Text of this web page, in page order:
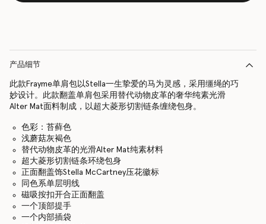
产品细节
此款Frayme单肩包以Stella一生挚爱的马为灵感，采用缰绳的巧
妙设计。此款翻盖单肩包采用替代动物皮革的奢华纯素光滑
Alter Mat面料制成，以超大菱形切割链条缠绕包身。
色彩：苔藓色
浅蘑菇灰褐色
替代动物皮革的光滑Alter Mat纯素材料
超大菱形切割链条环绕包身
正面翻盖饰Stella McCartney压花徽标
同色系单层明线
磁吸按扣开合正面翻盖
一个顶部提手
一个内部插袋